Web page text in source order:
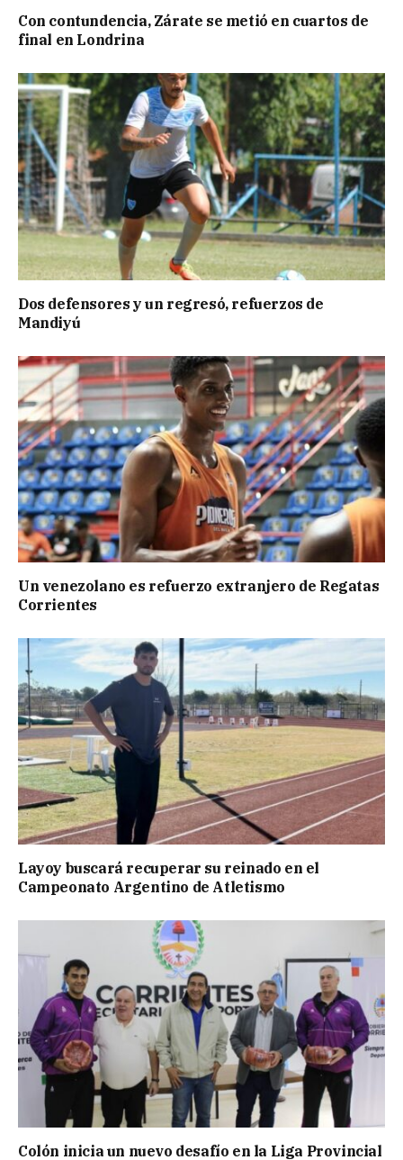
Con contundencia, Zárate se metió en cuartos de
final en Londrina
Dos defensores y un regresó, refuerzos de
Mandiyú
Un venezolano es refuerzo extranjero de Regatas
Corrientes
Layoy buscará recuperar su reinado en el
Campeonato Argentino de Atletismo
Colón inicia un nuevo desafío en la Liga Provincial